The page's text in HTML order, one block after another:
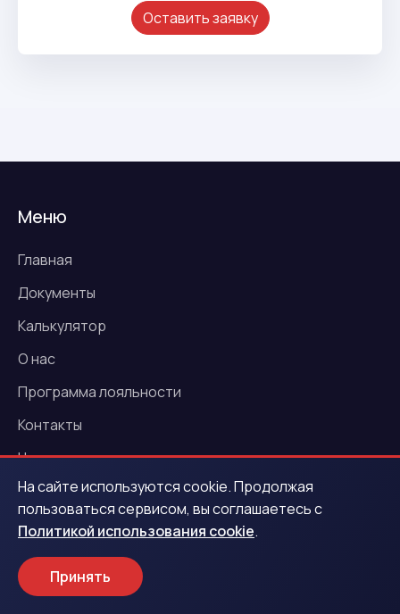
Оставить заявку
Меню
Главная
Документы
Калькулятор
О нас
Программа лояльности
Контакты
Новости
Акции
Деньги под залог ПТС
На сайте используются cookie. Продолжая
пользоваться сервисом, вы соглашаетесь с
Политикой использования cookie.
Принять